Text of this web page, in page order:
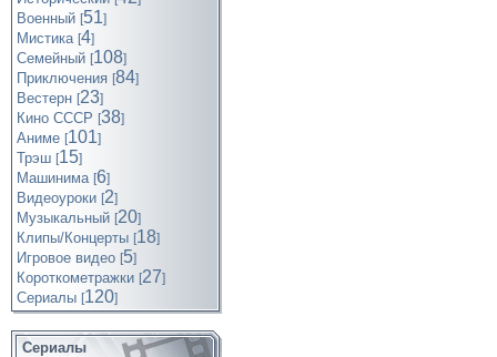
Военный [51]
Мистика [4]
Семейный [108]
Приключения [84]
Вестерн [23]
Кино СССР [38]
Аниме [101]
Трэш [15]
Машинима [6]
Видеоуроки [2]
Музыкальный [20]
Клипы/Концерты [18]
Игровое видео [5]
Короткометражки [27]
Cериалы [120]
Сериалы